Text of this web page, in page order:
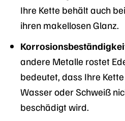
Ihre Kette behält auch
ihren makellosen Glanz.
andere Metalle rostet
bedeutet, dass Ihre
Wasser oder Schweiß
beschädigt wird.